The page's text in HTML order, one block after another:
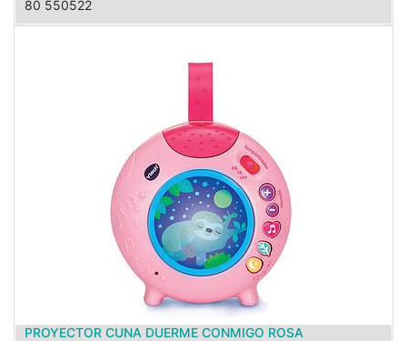
80 550522
PROYECTOR CUNA DUERME CONMIGO ROSA